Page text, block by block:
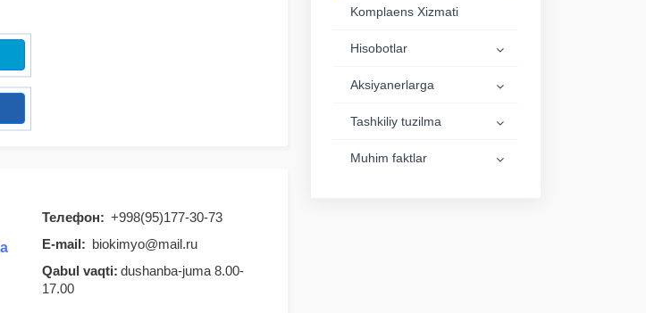
Телефон: +998(95)177-30-73
E-mail: biokimyo@mail.ru
Qabul vaqti: dushanba-juma 8.00-
17.00
Komplaens Xizmati
Hisobotlar
Aksiyanerlarga
Tashkiliy tuzilma
Muhim faktlar